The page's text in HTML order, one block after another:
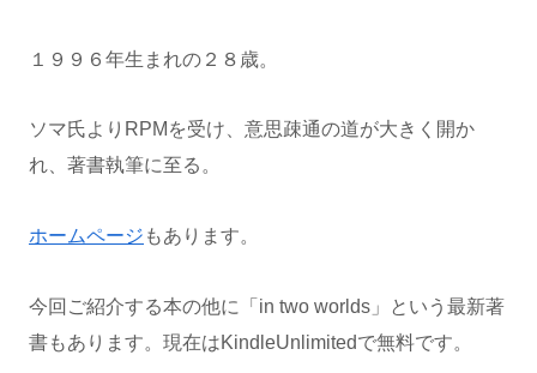
１９９６年生まれの２８歳。
ソマ氏よりRPMを受け、意思疎通の道が大きく開か
れ、著書執筆に至る。
ホームページ もあります。
今回ご紹介する本の他に「in two worlds」という最新著
書もあります。現在はKindleUnlimitedで無料です。